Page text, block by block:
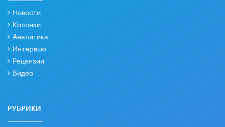
Новости
Колонки
Аналитика
Интервью
Рецензии
Видео
РУБРИКИ